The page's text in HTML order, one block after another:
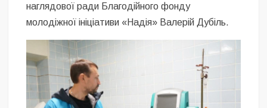
наглядової ради Благодійного фонду
молодіжної ініціативи «Надія» Валерій Дубіль.